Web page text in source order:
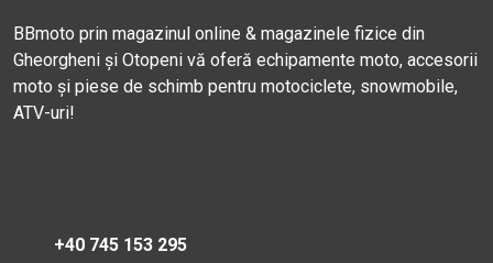
BBmoto prin magazinul online & magazinele fizice din
Gheorgheni și Otopeni vă oferă echipamente moto, accesorii
moto și piese de schimb pentru motociclete, snowmobile,
ATV-uri!
+40 745 153 295